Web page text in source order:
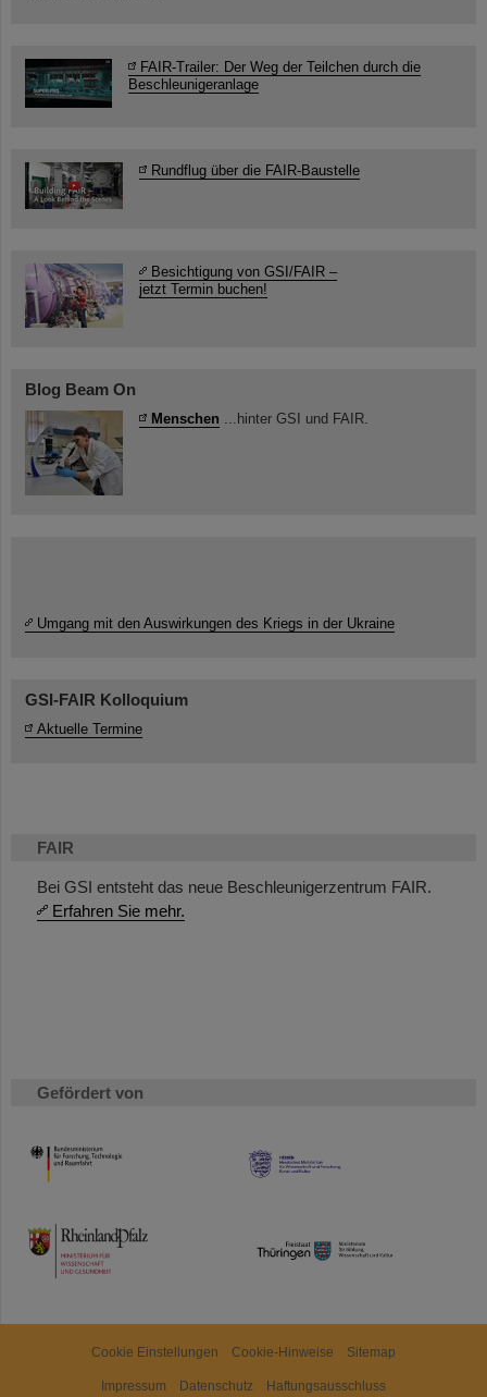
FAIR
Bei GSI entsteht das neue Beschleunigerzentrum FAIR.
Erfahren Sie mehr.
Gefördert von
HMWK
TMWWDG
FAIR-Trailer: Der Weg der Teilchen durch die
Beschleunigeranlage
Rundflug über die FAIR-Baustelle
Besichtigung von GSI/FAIR –
jetzt Termin buchen!
Blog Beam On
Menschen ...hinter GSI und FAIR.
Umgang mit den Auswirkungen des Kriegs in der Ukraine
GSI-FAIR Kolloquium
Aktuelle Termine
Cookie Einstellungen Cookie-Hinweise Sitemap
Impressum Datenschutz Haftungsausschluss